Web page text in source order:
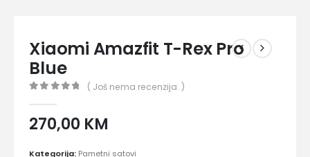
Xiaomi Amazfit T-Rex Pro
Blue
( Još nema recenzija. )
270,00 KM
Kategorija: Pametni satovi